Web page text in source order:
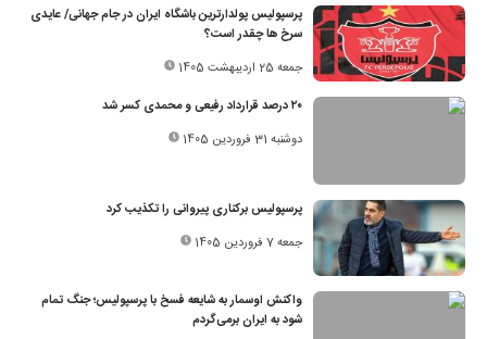
پرسپولیس پولدارترین باشگاه ایران در جام جهانی/ عایدی
سرخ ها چقدر است؟
جمعه 25 اردیبهشت 1405
۲۰ درصد قرارداد رفیعی و محمدی کسر شد
دوشنبه 31 فروردین 1405
پرسپولیس برکناری پیروانی را تکذیب کرد
جمعه 7 فروردین 1405
واکنش اوسمار به شایعه فسخ با پرسپولیس؛ جنگ تمام
شود به ایران برمی‌گردم